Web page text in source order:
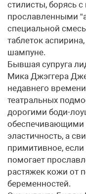
стилисты, борясь
прославленными
специальной
таблеток
шампуне.
Бывшая супруга
Мика Джэггера
недавнего
театральных
дорогими боди-
обеспечивающими
эластичность, а
примитивное, если
помогает
растяжек кожи от
беременностей.